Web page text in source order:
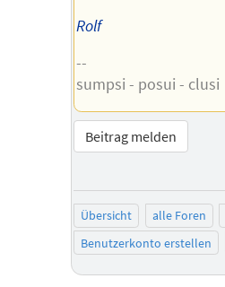
Rolf
--
sumpsi - posui - clusi
Beitrag melden
Übersicht alle Foren
Benutzerkonto erstellen